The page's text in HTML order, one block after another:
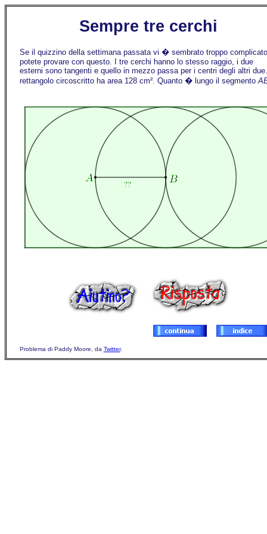
Sempre tre cerchi
Se il quizzino della settimana passata vi � sembrato troppo
potete provare con questo. I tre cerchi hanno lo stesso raggio, i due
esterni sono tangenti e quello in mezzo passa per i centri degli altri
rettangolo circoscritto ha area 128 cm². Quanto � lungo il segmento
Problema di Paddy Moore, da Twitter.